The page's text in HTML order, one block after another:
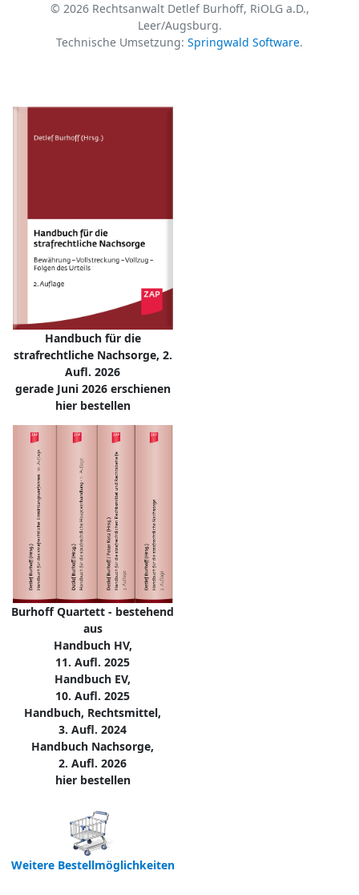
© 2026 Rechtsanwalt Detlef Burhoff, RiOLG a.D.,
Leer/Augsburg.
Technische Umsetzung: Springwald Software.
Handbuch für die
strafrechtliche Nachsorge, 2.
Aufl. 2026
gerade Juni 2026 erschienen
hier bestellen
Burhoff Quartett - bestehend
aus
Handbuch HV,
11. Aufl. 2025
Handbuch EV,
10. Aufl. 2025
Handbuch, Rechtsmittel,
3. Aufl. 2024
Handbuch Nachsorge,
2. Aufl. 2026
hier bestellen
Weitere Bestellmöglichkeiten